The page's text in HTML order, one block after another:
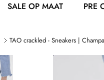
SALE OP MAAT PRE
TAO crackled - Sneakers |